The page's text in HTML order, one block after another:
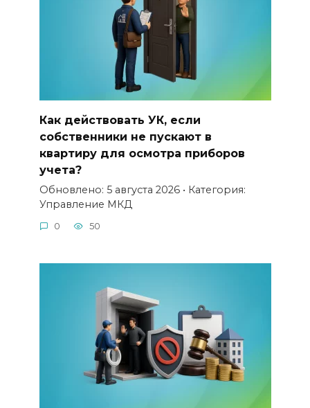
Как действовать УК, если
собственники не пускают в
квартиру для осмотра приборов
учета?
Обновлено: 5 августа 2026 • Категория:
Управление МКД
0 50